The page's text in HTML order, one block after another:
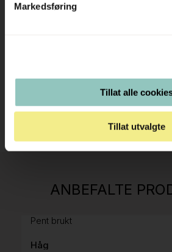
Markedsføring
Tillat alle
Tillat utvalgte
ANBEFALTE
Pent brukt
Håg